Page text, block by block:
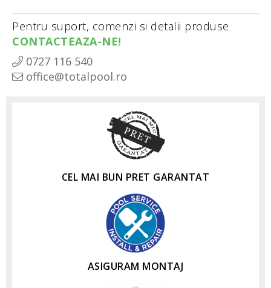
Pentru suport, comenzi si detalii produse
CONTACTEAZA-NE!
0727 116 540
office@totalpool.ro
CEL MAI BUN PRET GARANTAT
ASIGURAM MONTAJ